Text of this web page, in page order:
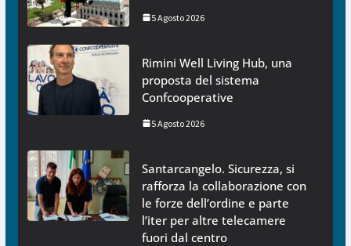
5 Agosto 2026
Rimini Well Living Hub, una
proposta del sistema
Confcooperative
5 Agosto 2026
Santarcangelo. Sicurezza, si
rafforza la collaborazione con
le forze dell’ordine e parte
l’iter per altre telecamere
fuori dal centro